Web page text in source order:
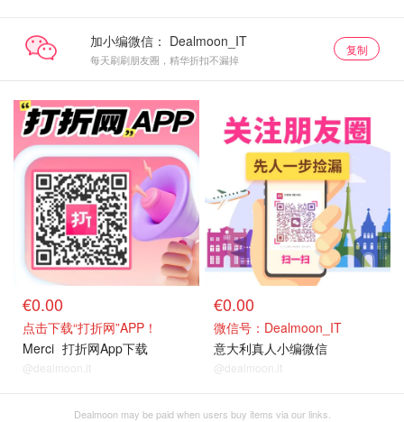
加小编微信：
每天刷刷朋友圈，精华折扣不漏掉
复制
€0.00
点击下载“打折网”APP！
Merci 打折网App下载
@dealmoon.it
€0.00
微信号：Dealmoon_IT
意大利真人小编微信
@dealmoon.it
Dealmoon may be paid when users buy items via our links.